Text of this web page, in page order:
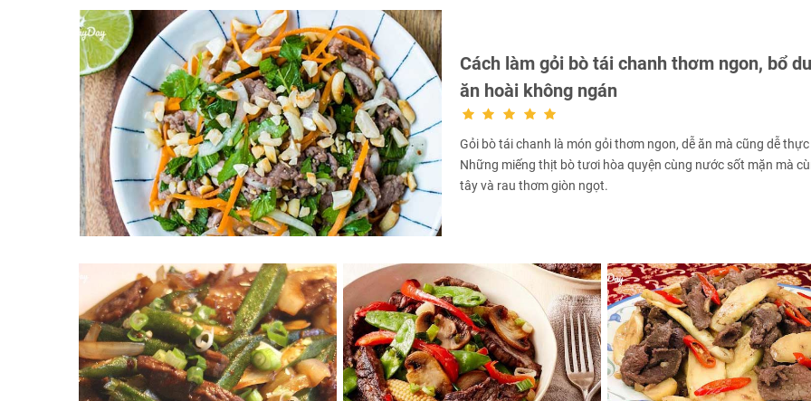
Cách làm gỏi bò tái chanh thơm ngon, bổ
ăn hoài không ngán
Gỏi bò tái chanh là món gỏi thơm ngon, dễ ăn mà cũng dễ thực
Những miếng thịt bò tươi hòa quyện cùng nước sốt mặn mà
tây và rau thơm giòn ngọt.